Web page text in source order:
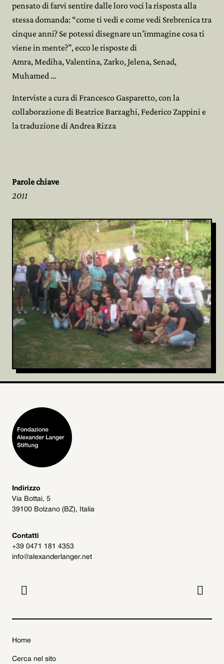
pensato di farvi sentire dalle loro voci la risposta alla
stessa domanda: “come ti vedi e come vedi Srebrenica tra
cinque anni? Se potessi disegnare un’immagine cosa ti
viene in mente?”, ecco le risposte di
Amra, Mediha, Valentina, Zarko, Jelena, Senad,
Muhamed …
Interviste a cura di Francesco Gasparetto, con la
collaborazione di Beatrice Barzaghi, Federico Zappini e
la traduzione di Andrea Rizza
Parole chiave
2011
Indirizzo
Via Bottai, 5
39100 Bolzano (BZ), Italia
Contatti
+39 0471 181 4353
info@alexanderlanger.net
 
Home
Cerca nel sito